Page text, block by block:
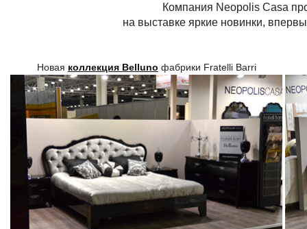
Компания Neopolis Casa
на выставке яркие новинки,
Новая коллекция Belluno фабрики Fratelli Barri